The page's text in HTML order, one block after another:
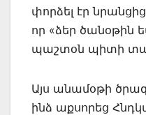
փորձել էր
որ «ձեր ծանօթին
պաշտօն պիտի
Այս անամօթի
ինձ աքսորեց